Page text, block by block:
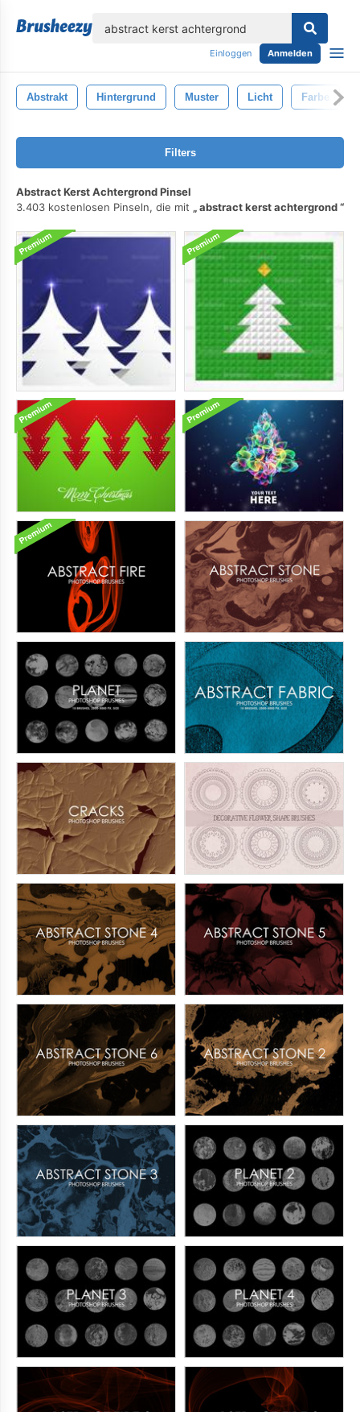
Einloggen Anmelden
Abstrakt Hintergrund Muster Licht Farbe
Filters
Abstract Kerst Achtergrond Pinsel
3.403 kostenlosen Pinseln, die mit
abstract kerst achtergrond